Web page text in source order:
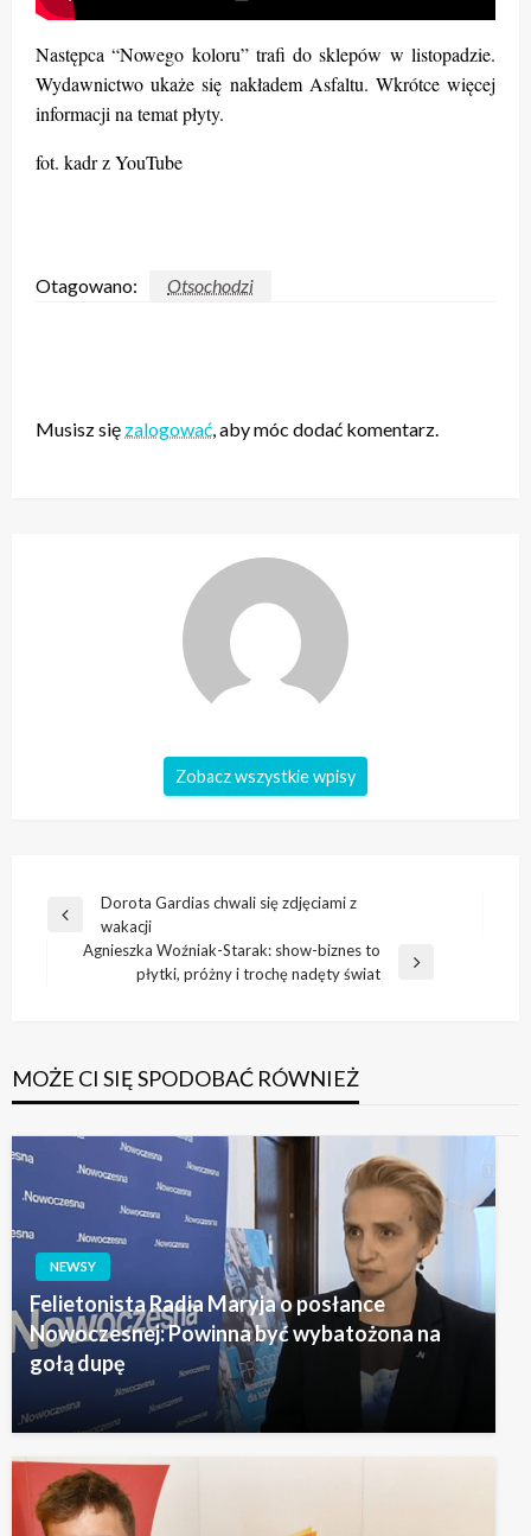
Następca “Nowego koloru” trafi do sklepów w listopadzie.
Wydawnictwo ukaże się nakładem Asfaltu. Wkrótce więcej
informacji na temat płyty.
fot. kadr z YouTube
Otagowano: Otsochodzi
Musisz się zalogować, aby móc dodać komentarz.
Zobacz wszystkie wpisy
Nawigacja
wpisu
Poprzedni
Dorota Gardias chwali się zdjęciami z
wakacji
Agnieszka Woźniak-Starak: show-biznes to
płytki, próżny i trochę nadęty świat
MOŻE CI SIĘ SPODOBAĆ RÓWNIEŻ
NEWSY
Felietonista Radia Maryja o posłance
Nowoczesnej: Powinna być wybatożona na
gołą dupę